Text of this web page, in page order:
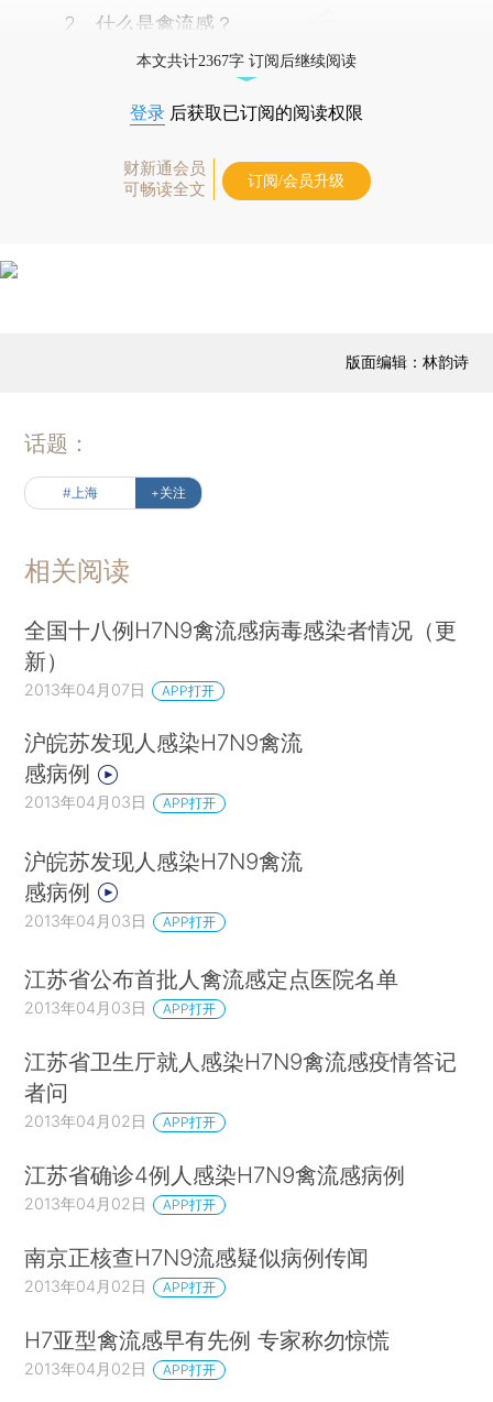
2、什么是禽流感？
本文共计2367字 订阅后继续阅读
登录 后获取已订阅的阅读权限
财新通会员
可畅读全文
订阅/会员升级
版面编辑：林韵诗
话题：
#上海 +关注
相关阅读
全国十八例H7N9禽流感病毒感染者情况（更
新）
2013年04月07日 APP打开
沪皖苏发现人感染H7N9禽流
感病例
2013年04月03日 APP打开
沪皖苏发现人感染H7N9禽流
感病例
2013年04月03日 APP打开
江苏省公布首批人禽流感定点医院名单
2013年04月03日 APP打开
江苏省卫生厅就人感染H7N9禽流感疫情答记
者问
2013年04月02日 APP打开
江苏省确诊4例人感染H7N9禽流感病例
2013年04月02日 APP打开
南京正核查H7N9流感疑似病例传闻
2013年04月02日 APP打开
H7亚型禽流感早有先例 专家称勿惊慌
2013年04月02日 APP打开